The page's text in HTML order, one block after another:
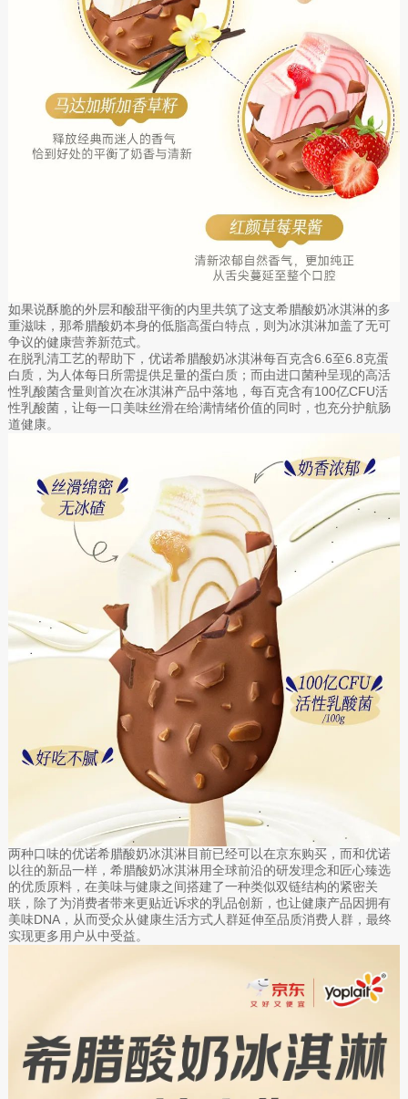
如果说酥脆的外层和酸甜平衡的内里共筑了这支希腊酸奶冰淇淋的多
重滋味，那希腊酸奶本身的低脂高蛋白特点，则为冰淇淋加盖了无可
争议的健康营养新范式。
在脱乳清工艺的帮助下，优诺希腊酸奶冰淇淋每百克含6.6至6.8克蛋
白质，为人体每日所需提供足量的蛋白质；而由进口菌种呈现的高活
性乳酸菌含量则首次在冰淇淋产品中落地，每百克含有100亿CFU活
性乳酸菌，让每一口美味丝滑在给满情绪价值的同时，也充分护航肠
道健康。
两种口味的优诺希腊酸奶冰淇淋目前已经可以在京东购买，而和优诺
以往的新品一样，希腊酸奶冰淇淋用全球前沿的研发理念和匠心臻选
的优质原料，在美味与健康之间搭建了一种类似双链结构的紧密关
联，除了为消费者带来更贴近诉求的乳品创新，也让健康产品因拥有
美味DNA，从而受众从健康生活方式人群延伸至品质消费人群，最终
实现更多用户从中受益。